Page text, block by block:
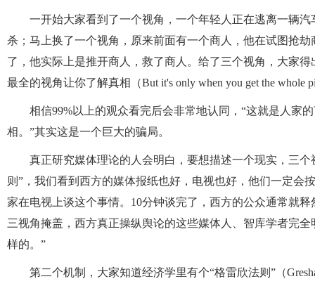
一开始大家看到了一个视角，一个年轻人正在逃离一辆
杀；马上换了一个视角，原来前面有一个商人，他在试图抢
了，他实际上是推开商人，救了商人。给了三个视角，大家
最全的视角让你了解真相（But it's only when you get the whole
相信99%以上的观众看完后会非常地认同，“这就是人家
相。”其实这是一个巨大的骗局。
真正研究媒体理论的人会明白，要想描述一个现实，三
则”，我们看到西方的媒体报纸也好，电视也好，他们一定会
家在电视上谈这个事情。10分钟谈完了，西方的公众通常就
三视角掩盖，西方真正操纵舆论的这些媒体人、智库学者完
样的。”
第二个机制，大家知道经济学里有个“格雷欣法则”（